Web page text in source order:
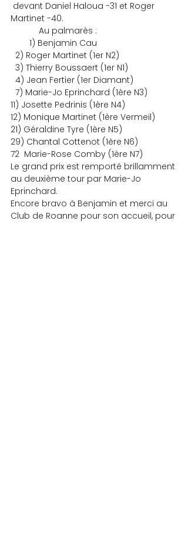
Martinet -40.
Au palmarès :
1) Benjamin Cau
2) Roger Martinet (1er N2)
3) Thierry Boussaert (1er N1)
4) Jean Fertier (1er Diamant)
7) Marie-Jo Eprinchard (1ère N3)
11) Josette Pedrinis (1ère N4)
12) Monique Martinet (1ère Vermeil)
21) Géraldine Tyre (1ère N5)
29) Chantal Cottenot (1ère N6)
72  Marie-Rose Comby (1ère N7)
Le grand prix est remporté brillamment
au deuxième tour par Marie-Jo
Eprinchard.
Encore bravo à Benjamin et merci au
Club de Roanne pour son accueil, pour